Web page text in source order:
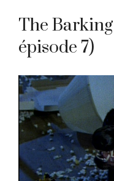
The
épisode 7)